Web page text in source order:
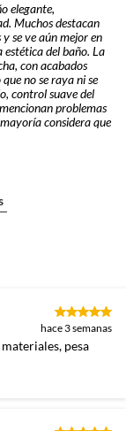
elegante,
Muchos destacan
se ve aún mejor en
estética del baño. La
con acabados
no se raya ni se
control suave del
problemas
considera que
hace 3 semanas
pesa